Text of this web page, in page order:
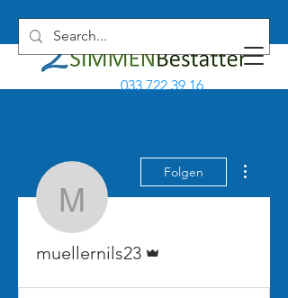
033 722 39 16
muellernils23
Folgen
muellernils23